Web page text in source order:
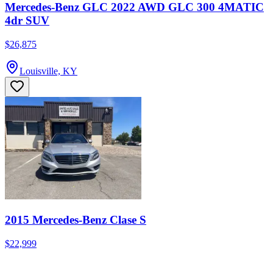
Mercedes-Benz GLC 2022 AWD GLC 300 4MATIC
4dr SUV
$26,875
Louisville, KY
2015 Mercedes-Benz Clase S
$22,999